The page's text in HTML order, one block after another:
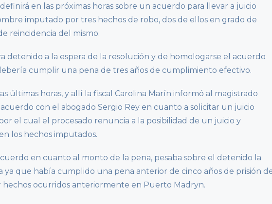
en las próximas horas sobre un acuerdo para llevar a juicio
imputado por tres hechos de robo, dos de ellos en grado de
reincidencia del mismo.
detenido a la espera de la resolución y de homologarse el acuerdo
cumplir una pena de tres años de cumplimiento efectivo.
últimas horas, y allí la fiscal Carolina Marín informó al magistrado
con el abogado Sergio Rey en cuanto a solicitar un juicio
el cual el procesado renuncia a la posibilidad de un juicio y
los hechos imputados.
en cuanto al monto de la pena, pesaba sobre el detenido la
ya que había cumplido una pena anterior de cinco años de prisión
ocurridos anteriormente en Puerto Madryn.